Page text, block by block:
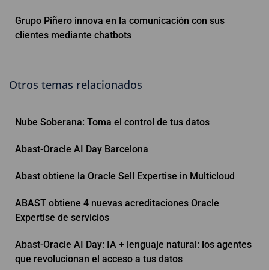
Grupo Piñero innova en la comunicación con sus
clientes mediante chatbots
Otros temas relacionados
Nube Soberana: Toma el control de tus datos
Abast-Oracle AI Day Barcelona
Abast obtiene la Oracle Sell Expertise in Multicloud
ABAST obtiene 4 nuevas acreditaciones Oracle
Expertise de servicios
Abast-Oracle AI Day: IA + lenguaje natural: los agentes
que revolucionan el acceso a tus datos